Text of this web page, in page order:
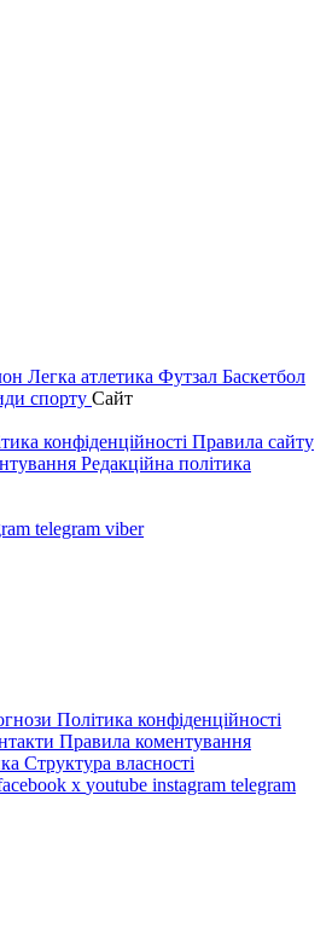
Легка атлетика Футзал Баскетбол
спорту Сайт
конфіденційності Правила сайту
Редакційна політика
telegram viber
Політика конфіденційності
Правила коментування
Структура власності
x youtube instagram telegram